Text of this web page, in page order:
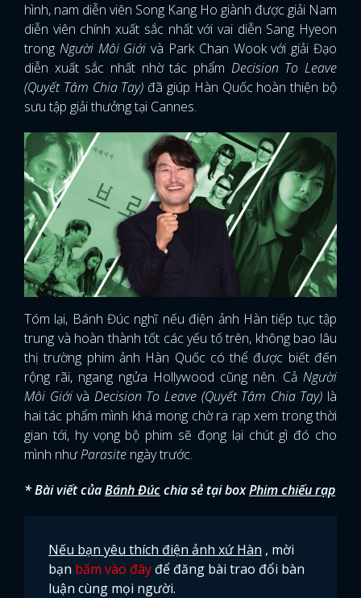
FACEBOOK GOOGLE
hình, nam diễn viên Song Kang Ho giành được giải Nam
diễn viên chính xuất sắc nhất với vai diễn Sang Hyeon
trong Người Môi Giới và Park Chan Wook với giải Đạo
diễn xuất sắc nhất nhờ tác phẩm Decision To Leave
(Quyết Tâm Chia Tay) đã giúp Hàn Quốc hoàn thiện bộ
sưu tập giải thưởng tại Cannes.
Tóm lại, Bánh Đúc nghĩ nếu điện ảnh Hàn tiếp tục tập
trung và hoàn thành tốt các yếu tố trên, không bao lâu
thị trường phim ảnh Hàn Quốc có thể được biết đến
rộng rãi, ngang ngửa Hollywood cũng nên. Cả Người
Môi Giớivà Decision To Leave (Quyết Tâm Chia Tay) là
hai tác phẩm mình khá mong chờ ra rạp xem trong thời
gian tới, hy vọng bộ phim sẽ đọng lại chút gì đó cho
mình nhưParasite ngày trước.
* Bài viết củaBánh Đúcchia sẻ tại boxPhim chiếu rạp
Nếu bạn yêu thích điện ảnh xứ Hàn , mời
bạn bấm vào đây để đăng bài trao đổi bàn
luận cùng mọi người.